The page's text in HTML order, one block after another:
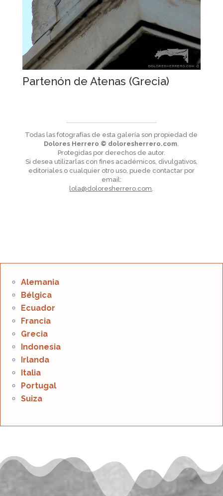
Partenón de Atenas (Grecia)
Todas las fotografías de esta galería son propiedad de
Dolores Herrero © doloresherrero.com
Protegidas por derechos de autor.
Si desea utilizarlas con fines académicos, divulgativos,
editoriales o cualquier otro uso, puede contactar por
email:
lola@doloresherrero.com
Alemania
Bélgica
Ecuador
Francia
Grecia
Indonesia
Irlanda
Italia
Portugal
Suiza